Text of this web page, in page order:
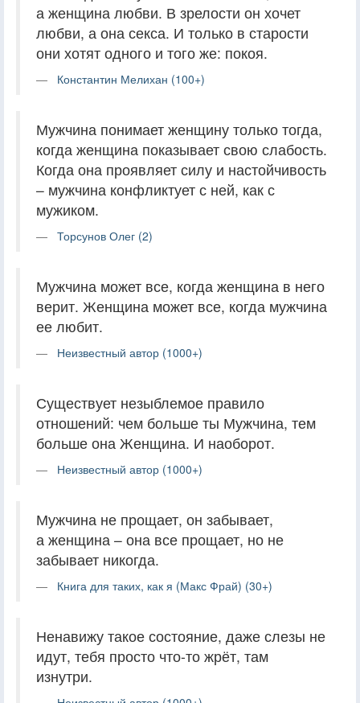
а женщина любви. В зрелости он хочет
любви, а она секса. И только в старости
они хотят одного и того же: покоя.
Константин Мелихан (100+)
Мужчина понимает женщину только тогда,
когда женщина показывает свою слабость.
Когда она проявляет силу и настойчивость
– мужчина конфликтует с ней, как с
мужиком.
Торсунов Олег (2)
Мужчина может все, когда женщина в него
верит. Женщина может все, когда мужчина
ее любит.
Неизвестный автор (1000+)
Существует незыблемое правило
отношений: чем больше ты Мужчина, тем
больше она Женщина. И наоборот.
Неизвестный автор (1000+)
Мужчина не прощает, он забывает,
а женщина – она все прощает, но не
забывает никогда.
Книга для таких, как я (Макс Фрай) (30+)
Ненавижу такое состояние, даже слезы не
идут, тебя просто что-то жрёт, там
изнутри.